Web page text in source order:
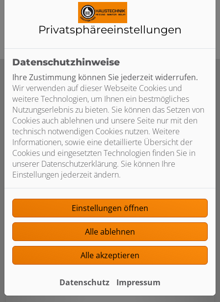
Sie, was heute alles möglich ist.
Unsere umfassenden Services rund
um Ihr Smart Home
Beratung
Wir beraten Sie individuell auf Basis Ihrer Wünsche
und Anforderungen
Privatsphäre­einstellungen
Datenschutzhinweise
Ihre Zustimmung können Sie jederzeit widerrufen.
Wir verwenden auf dieser Webseite Cookies und
weitere Technologien, um Ihnen ein bestmögliches
Nutzungserlebnis zu bieten. Sie können das Setzen von
Cookies auch ablehnen und unsere Seite nur mit den
technisch notwendigen Cookies nutzen. Weitere
Informationen, sowie eine detaillierte Übersicht der
Cookies und eingesetzten Technologien finden Sie in
unserer Datenschutzerklärung. Sie können Ihre
Einstellungen jederzeit ändern.
Einstellungen öffnen
Alle ablehnen
Alle akzeptieren
Datenschutz Impressum